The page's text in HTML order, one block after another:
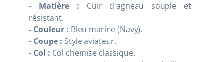
- Matière : Cuir d'agneau souple et
résistant.
- Couleur : Bleu marine (Navy).
- Coupe : Style aviateur.
- Col : Col chemise classique.